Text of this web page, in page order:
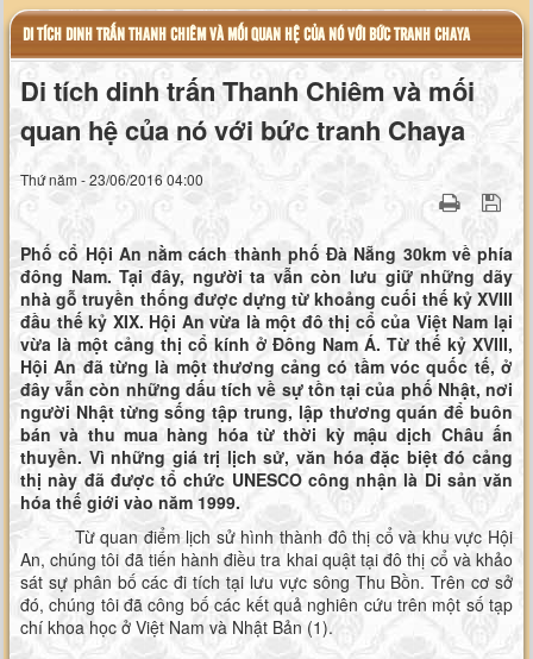
DI TÍCH DINH TRẤN THANH CHIÊM VÀ MỐI QUAN HỆ CỦA NÓ VỚI BỨC TRANH CHAYA
Di tích dinh trấn Thanh Chiêm và mối
quan hệ của nó với bức tranh Chaya
Thứ năm - 23/06/2016 04:00
Phố cổ Hội An nằm cách thành phố Đà Nẵng 30km về phía
đông Nam. Tại đây, người ta vẫn còn lưu giữ những dãy
nhà gỗ truyền thống được dựng từ khoảng cuối thế kỷ XVIII
đầu thế kỷ XIX. Hội An vừa là một đô thị cổ của Việt Nam lại
vừa là một cảng thị cổ kính ở Đông Nam Á. Từ thế kỷ XVIII,
Hội An đã từng là một thương cảng có tầm vóc quốc tế, ở
đây vẫn còn những dấu tích về sự tồn tại của phố Nhật, nơi
người Nhật từng sống tập trung, lập thương quán để buôn
bán và thu mua hàng hóa từ thời kỳ mậu dịch Châu ấn
thuyền. Vì những giá trị lịch sử, văn hóa đặc biệt đó cảng
thị này đã được tổ chức UNESCO công nhận là Di sản văn
hóa thế giới vào năm 1999.
Từ quan điểm lịch sử hình thành đô thị cổ và khu vực Hội
An, chúng tôi đã tiến hành điều tra khai quật tại đô thị cổ và khảo
sát sự phân bố các đi tích tại lưu vực sông Thu Bồn. Trên cơ sở
đó, chúng tôi đã công bố các kết quả nghiên cứu trên một số tạp
chí khoa học ở Việt Nam và Nhật Bản (1).